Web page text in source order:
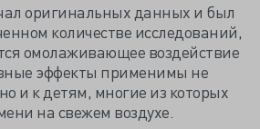
оригинальных данных и был
количестве исследований,
омолаживающее воздействие
эффекты применимы не
и к детям, многие из которых
на свежем воздухе.